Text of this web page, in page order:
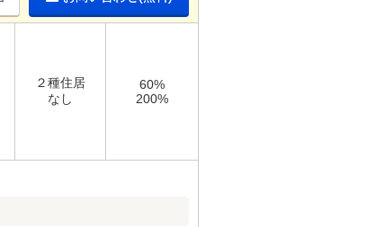
２種住居
なし
60%
200%